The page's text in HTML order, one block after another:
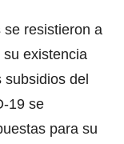
resistieron a
existencia
subsidios del
19 se
para su